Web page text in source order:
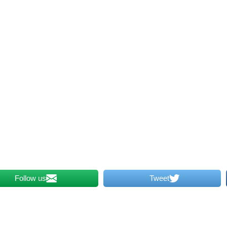
Tweet
Follow us